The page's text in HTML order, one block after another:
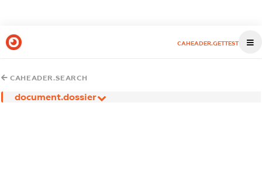
CAHEADER.GETTEST
CAHEADER.SEARCH
document.dossier